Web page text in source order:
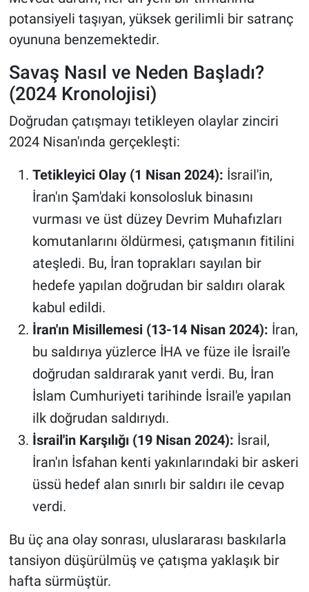
potansiyeli taşıyan, yüksek gerilimli bir satranç
oyununa benzemektedir.
Savaş Nasıl ve Neden Başladı?
(2024 Kronolojisi)
Doğrudan çatışmayı tetikleyen olaylar zinciri
2024 Nisan'ında gerçekleşti:
Tetikleyici Olay (1 Nisan 2024): İsrail'in,
İran'ın Şam'daki konsolosluk binasını
vurması ve üst düzey Devrim Muhafızları
komutanlarını öldürmesi, çatışmanın fitilini
ateşledi. Bu, İran toprakları sayılan bir
hedefe yapılan doğrudan bir saldırı olarak
kabul edildi.
İran'ın Misillemesi (13-14 Nisan 2024): İran,
bu saldırıya yüzlerce İHA ve füze ile İsrail'e
doğrudan saldırarak yanıt verdi. Bu, İran
İslam Cumhuriyeti tarihinde İsrail'e yapılan
ilk doğrudan saldırıydı.
İsrail'in Karşılığı (19 Nisan 2024): İsrail,
İran'ın İsfahan kenti yakınlarındaki bir askeri
üssü hedef alan sınırlı bir saldırı ile cevap
verdi.
Bu üç ana olay sonrası, uluslararası baskılarla
tansiyon düşürülmüş ve çatışma yaklaşık bir
hafta sürmüştür.
Canlı Yayın